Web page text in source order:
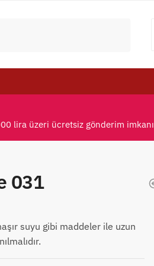
lira üzeri ücretsiz gönderim imkanı
031
suyu gibi maddeler ile uzun